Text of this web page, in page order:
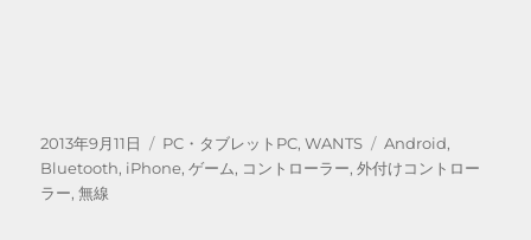
投
稿
日:
2013年9月11日
カ
テ
PC・タブレットPC,WANTS
タ
グ
Android,
Bluetooth, iPhone,ゲーム, コントローラー,外付けコントロー
ラー,無線